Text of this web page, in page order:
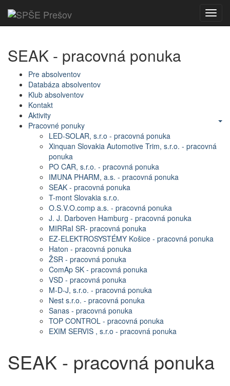
SEAK - pracovná ponuka
Pre absolventov
Databáza absolventov
Klub absolventov
Kontakt
Aktivity
Pracovné ponuky
LED-SOLAR, s.r.o - pracovná ponuka
Xinquan Slovakia Automotive Trim, s.r.o. - pracovná
ponuka
PO CAR, s.r.o. - pracovná ponuka
IMUNA PHARM, a.s. - pracovná ponuka
SEAK - pracovná ponuka
T-mont Slovakia s.r.o.
O.S.V.O.comp a.s. - pracovná ponuka
J. J. Darboven Hamburg - pracovná ponuka
MIRRaI SR- pracovná ponuka
EZ-ELEKTROSYSTÉMY Košice - pracovná ponuka
Haton - pracovná ponuka
ŽSR - pracovná ponuka
ComAp SK - pracovná ponuka
VSD - pracovná ponuka
M-D-J, s.r.o. - pracovná ponuka
Nest s.r.o. - pracovná ponuka
Sanas - pracovná ponuka
TOP CONTROL - pracovná ponuka
EXIM SERVIS , s.r.o - pracovná ponuka
SEAK - pracovná ponuka